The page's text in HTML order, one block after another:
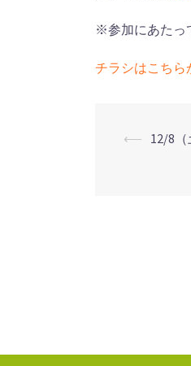
※参加にあたっ
チラシはこちら
⟵ 12/8